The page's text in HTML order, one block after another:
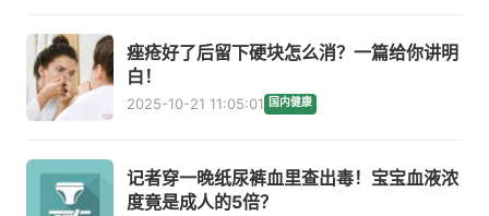
痤疮好了后留下硬块怎么消？一篇给你讲明
白！
2025-10-21 11:05:01 国内健康
记者穿一晚纸尿裤血里查出毒！宝宝血液浓
度竟是成人的5倍？